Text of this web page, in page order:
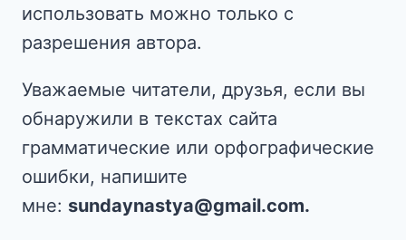
использовать можно только с
разрешения автора.
Уважаемые читатели, друзья, если вы
обнаружили в текстах сайта
грамматические или орфографические
ошибки, напишите
мне: sundaynastya@gmail.com.